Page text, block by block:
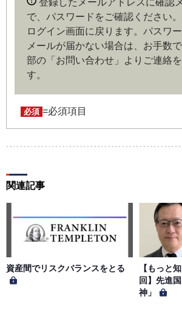
の内容がある場合や本規約に違反するお
は、当社は会員登録を拒否もしくは抹消
す。
第４条（ユーザー名とパスワードの管
ユーザー名およびパスワードの利用、管
任において行うものとします。会員は
パスワードの第三者への漏洩、利用許諾
用によって生じた損害の責任は、会員が
第５条（著作権）
本サイトに掲載された情報、写真、そ
社もしくは著作物の著作者または著作
とします。会員は、当社著作物につい
送信、譲渡、翻案および翻訳などの著
侵害する行為を行ってはならないものと
第６条（サービス内容の停止・変更）
で、パスワードをご確認ください。
ログイン画面に戻ります。パスワ
メールが届かない場合は、お手数
部の「お問い合わせ」よりご連絡
す。
必須 =必須項目
関連記事
資産間でリスクバランスをとる
【もっと
回】先進
神」